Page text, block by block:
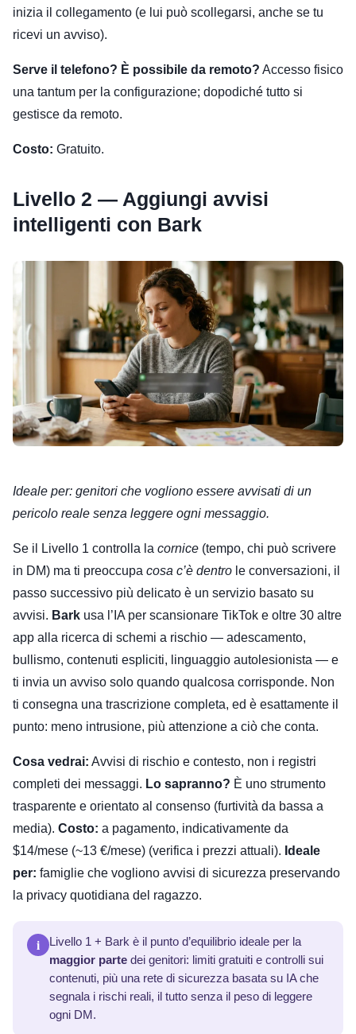
inizia il collegamento (e lui può scollegarsi, anche se tu
ricevi un avviso).
Serve il telefono? È possibile da remoto? Accesso fisico
una tantum per la configurazione; dopodiché tutto si
gestisce da remoto.
Costo: Gratuito.
Livello 2 — Aggiungi avvisi
intelligenti con Bark
Ideale per: genitori che vogliono essere avvisati di un
pericolo reale senza leggere ogni messaggio.
Se il Livello 1 controlla la cornice (tempo, chi può scrivere
in DM) ma ti preoccupa cosa c’è dentro le conversazioni, il
passo successivo più delicato è un servizio basato su
avvisi. Bark usa l’IA per scansionare TikTok e oltre 30 altre
app alla ricerca di schemi a rischio — adescamento,
bullismo, contenuti espliciti, linguaggio autolesionista — e
ti invia un avviso solo quando qualcosa corrisponde. Non
ti consegna una trascrizione completa, ed è esattamente il
punto: meno intrusione, più attenzione a ciò che conta.
Cosa vedrai: Avvisi di rischio e contesto, non i registri
completi dei messaggi. Lo sapranno? È uno strumento
trasparente e orientato al consenso (furtività da bassa a
media). Costo: a pagamento, indicativamente da
$14/mese (~13 €/mese) (verifica i prezzi attuali). Ideale
per: famiglie che vogliono avvisi di sicurezza preservando
la privacy quotidiana del ragazzo.
i
Livello 1 + Bark è il punto d’equilibrio ideale per la
maggior parte dei genitori: limiti gratuiti e controlli sui
contenuti, più una rete di sicurezza basata su IA che
segnala i rischi reali, il tutto senza il peso di leggere
ogni DM.